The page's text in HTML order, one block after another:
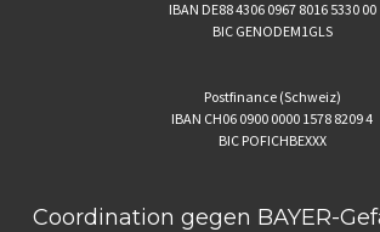
IBAN DE88 4306 0967 8016 5330 00
BIC GENODEM1GLS
Postfinance (Schweiz)
IBAN CH06 0900 0000 1578 8209 4
BIC POFICHBEXXX
Coordination gegen BAYER-